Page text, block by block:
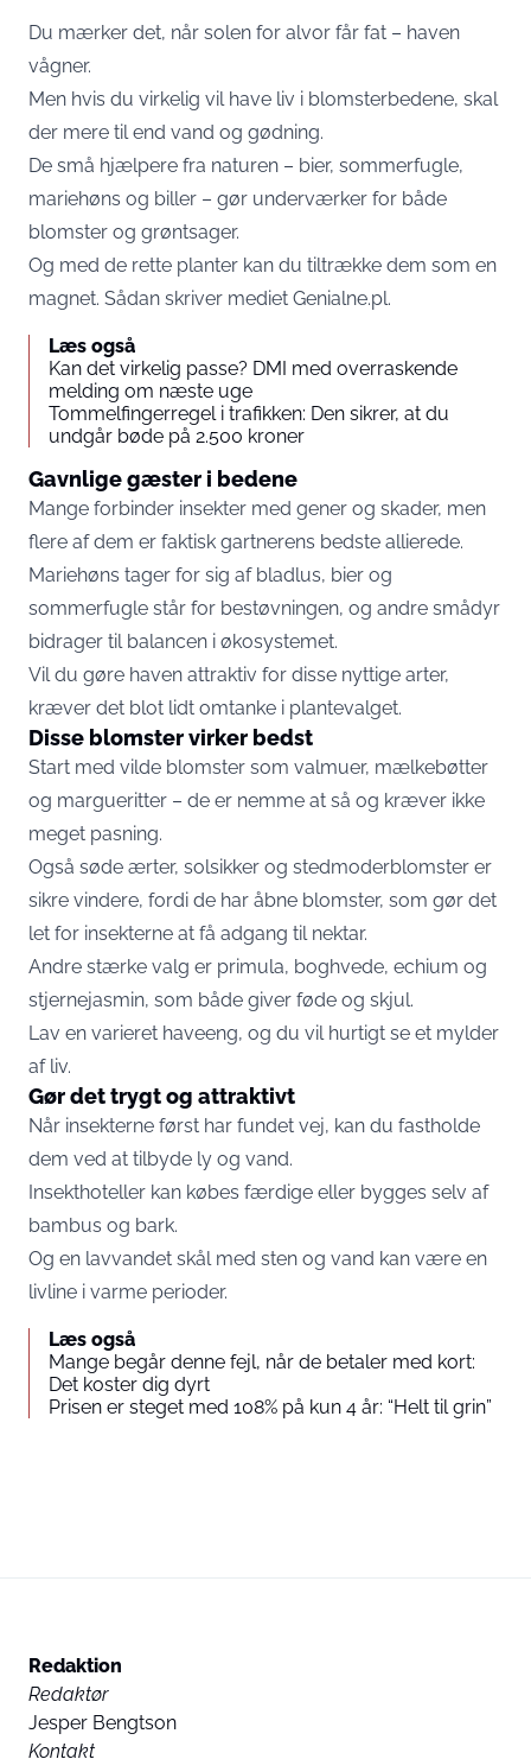
Du mærker det, når solen for alvor får fat – haven
vågner.
Men hvis du virkelig vil have liv i blomsterbedene, skal
der mere til end vand og gødning.
De små hjælpere fra naturen – bier, sommerfugle,
mariehøns og biller – gør underværker for både
blomster og grøntsager.
Og med de rette planter kan du tiltrække dem som en
magnet. Sådan skriver mediet Genialne.pl.
Læs også
Kan det virkelig passe? DMI med overraskende
melding om næste uge
Tommelfingerregel i trafikken: Den sikrer, at du
undgår bøde på 2.500 kroner
Gavnlige gæster i bedene
Mange forbinder insekter med gener og skader, men
flere af dem er faktisk gartnerens bedste allierede.
Mariehøns tager for sig af bladlus, bier og
sommerfugle står for bestøvningen, og andre smådyr
bidrager til balancen i økosystemet.
Vil du gøre haven attraktiv for disse nyttige arter,
kræver det blot lidt omtanke i plantevalget.
Disse blomster virker bedst
Start med vilde blomster som valmuer, mælkebøtter
og margueritter – de er nemme at så og kræver ikke
meget pasning.
Også søde ærter, solsikker og stedmoderblomster er
sikre vindere, fordi de har åbne blomster, som gør det
let for insekterne at få adgang til nektar.
Andre stærke valg er primula, boghvede, echium og
stjernejasmin, som både giver føde og skjul.
Lav en varieret haveeng, og du vil hurtigt se et mylder
af liv.
Gør det trygt og attraktivt
Når insekterne først har fundet vej, kan du fastholde
dem ved at tilbyde ly og vand.
Insekthoteller kan købes færdige eller bygges selv af
bambus og bark.
Og en lavvandet skål med sten og vand kan være en
livline i varme perioder.
Læs også
Mange begår denne fejl, når de betaler med kort:
Det koster dig dyrt
Prisen er steget med 108% på kun 4 år: “Helt til grin”
Redaktion
Redaktør
Jesper Bengtson
Kontakt